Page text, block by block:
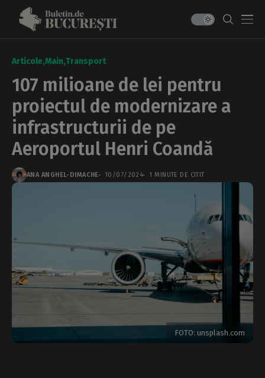
Articole Main Transport
107 milioane de lei pentru
proiectul de modernizare a
infrastructurii de pe
Aeroportul Henri Coandă
ANA ANGHEL-DIMACHE 10/07/2024 1 MINUTE DE CITIT
FOTO: unsplash.com